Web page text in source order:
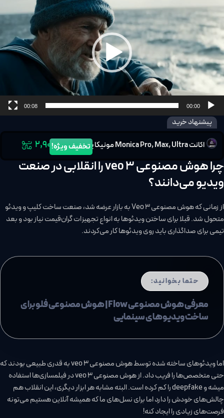
ویدیو
00:00
00:08
پیشنهاد خرید
اکانت Monica Pro, Max, Ultra مونیکا پرو ۲,۹۰۰,۰۰۰تخفیف ویژه!
چرا هوش مصنوعی veo 3 را انقلابی در صنعت
ویدیو می‌دانند؟
از زمانی که هوش مصنوعی Veo 3 به بازار عرضه شد، صنعت ساخت کلیپ و ویدئو
متحول شد. قبلا برای ساختن ویدئوها به انواع تجهیزات گران‌قیمت نیاز بود و بعد
تیمی برای صداگذاری باید روی ویدئوها کار می‌کردند.
حتما بخوانید:
معرفی هوش مصنوعی Flow| هوش مصنوعی فلو برای
ساخت ویدیوهای سینمایی
اما ویدئوهای ساخته شده توسط هوش مصنوعی veo 3 به قدری طبیعی بودند که
حتی متخصص‌ها را فریب داد. از هوش مصنوعی veo 3 در فیلمسازی‌ها استفاده
میشه و deepfake را کم کرده است. البته مشابه هر ابزار دیگری، این انقلاب هم
چالش‌های خودش را دارد اما برای نسل‌های ما که همیشه آنلاین هستیم می‌تونه
فرصت‌های زیادی را ایجاد کنه!